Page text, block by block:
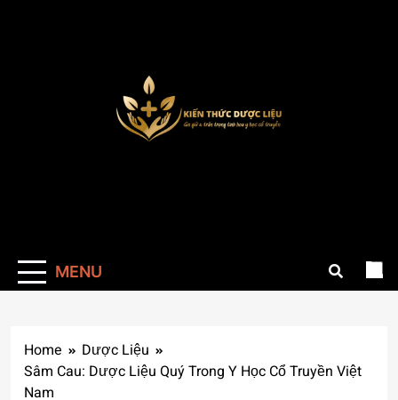
MENU
Home
Dược Liệu
Sâm Cau: Dược Liệu Quý Trong Y Học Cổ Truyền Việt
Nam